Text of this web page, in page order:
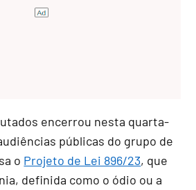
encerrou nesta quarta-
públicas do grupo de
o Projeto de Lei 896/23, que
definida como o ódio ou a